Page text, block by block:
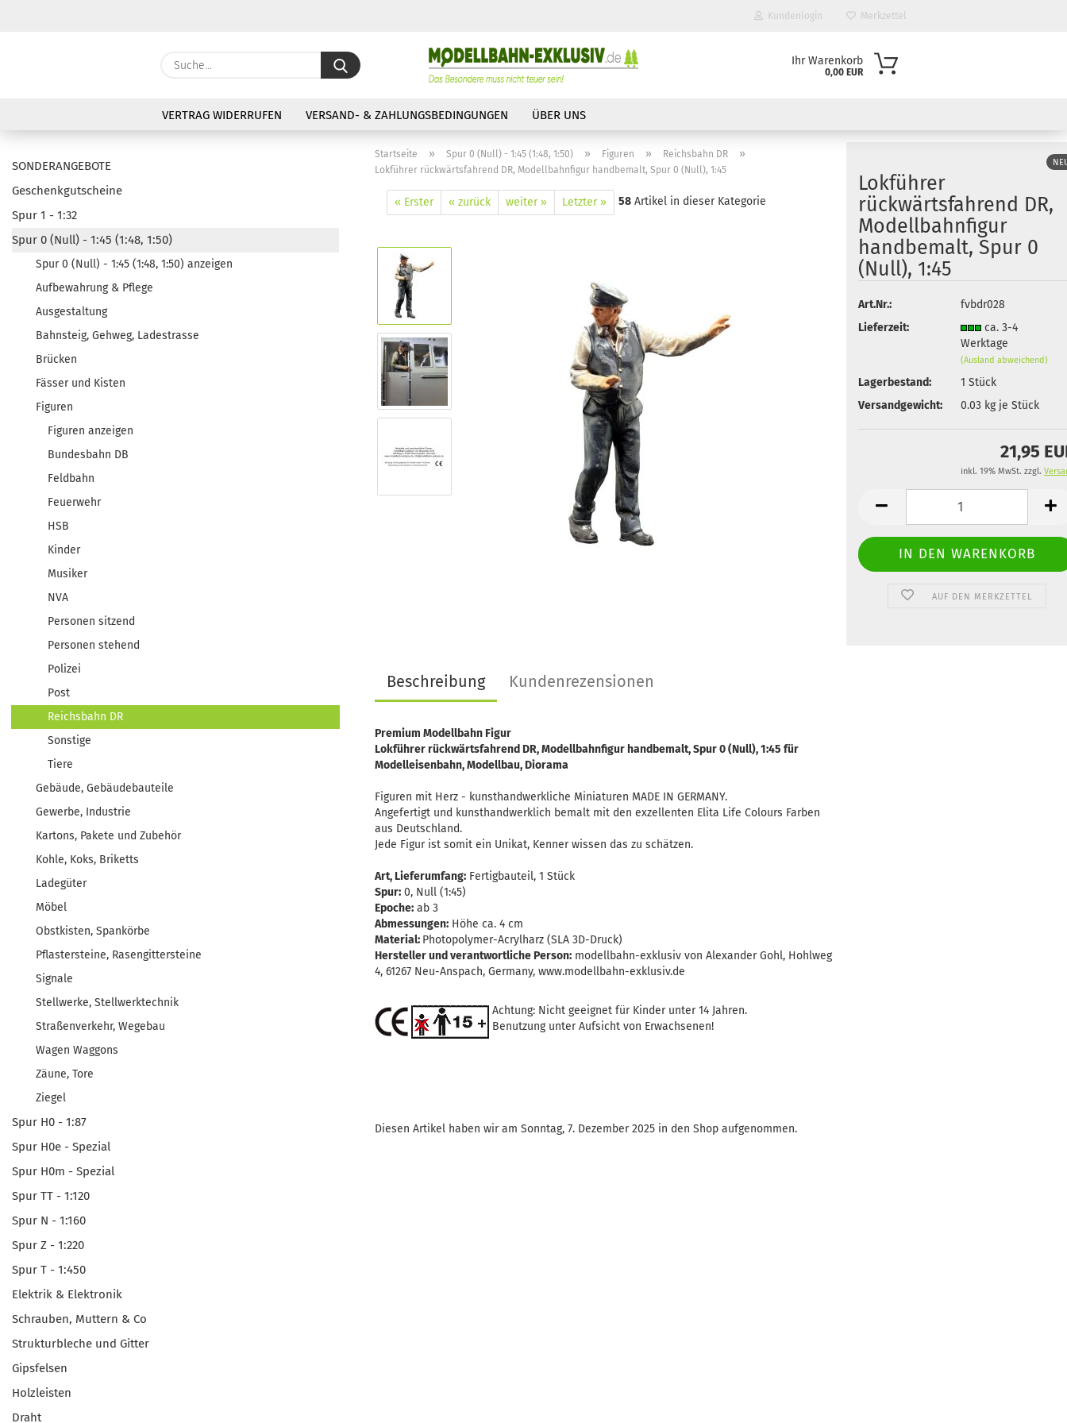
Kundenlogin
Passwort
Merkzettel
Suche... Ihr Warenkorb
0,00 EUR
VERTRAG WIDERRUFEN VERSAND- & ZAHLUNGSBEDINGUNGEN ÜBER UNS
Startseite » Spur 0 (Null) - 1:45 (1:48, 1:50) » Figuren » Reichsbahn DR »
Lokführer rückwärtsfahrend DR, Modellbahnfigur handbemalt, Spur 0 (Null), 1:45
« Erster « zurück weiter » Letzter » 58Artikel in dieser Kategorie
Lokführer
rückwärtsfahrend DR,
Modellbahnfigur
handbemalt, Spur 0
(Null), 1:45
Art.Nr.:
fvbdr028
Lieferzeit:
ca. 3-4
Werktage
(Ausland abweichend)
Lagerbestand: 1 Stück
Versandgewicht:
0.03kg je Stück
21,95
inkl. 19% MwSt. zzgl.
AUF DEN MERKZETTEL
Beschreibung Kundenrezensionen
Premium Modellbahn Figur
Lokführer rückwärtsfahrend DR, Modellbahnfigur handbemalt, Spur 0 (Null), 1:45 für
Modelleisenbahn, Modellbau, Diorama
Figuren mit Herz - kunsthandwerkliche Miniaturen MADE IN GERMANY.
Angefertigt und kunsthandwerklich bemalt mit den exzellenten Elita Life Colours Farben
aus Deutschland.
Jede Figur ist somit ein Unikat, Kenner wissen das zu schätzen.
Art, Lieferumfang:Fertigbauteil, 1 Stück
Spur:0, Null (1:45)
Epoche:ab 3
Abmessungen:Höhe ca. 4 cm
Material: Photopolymer-Acrylharz (SLA 3D-Druck)
Hersteller und verantwortliche Person:modellbahn-exklusiv von Alexander Gohl, Hohlweg
4, 61267 Neu-Anspach, Germany, www.modellbahn-exklusiv.de
Achtung: Nicht geeignet für Kinder unter 14 Jahren.
Benutzung unter Aufsicht von Erwachsenen!
Diesen Artikel haben wir am Sonntag, 7. Dezember 2025 in den Shop aufgenommen.
SONDERANGEBOTE
Geschenkgutscheine
Spur 1 - 1:32
Spur 0 (Null) - 1:45 (1:48, 1:50)
Spur 0 (Null) - 1:45 (1:48, 1:50) anzeigen
Aufbewahrung & Pflege
Ausgestaltung
Bahnsteig, Gehweg, Ladestrasse
Brücken
Fässer und Kisten
Figuren
Figuren anzeigen
Bundesbahn DB
Feldbahn
Feuerwehr
HSB
Kinder
Musiker
NVA
Personen sitzend
Personen stehend
Polizei
Post
Reichsbahn DR
Sonstige
Tiere
Gebäude, Gebäudebauteile
Gewerbe, Industrie
Kartons, Pakete und Zubehör
Kohle, Koks, Briketts
Ladegüter
Möbel
Obstkisten, Spankörbe
Pflastersteine, Rasengittersteine
Signale
Stellwerke, Stellwerktechnik
Straßenverkehr, Wegebau
Wagen Waggons
Zäune, Tore
Ziegel
Spur H0 - 1:87
Spur H0e - Spezial
Spur H0m - Spezial
Spur TT - 1:120
Spur N - 1:160
Spur Z - 1:220
Spur T - 1:450
Elektrik & Elektronik
Schrauben, Muttern & Co
Strukturbleche und Gitter
Gipsfelsen
Holzleisten
Draht